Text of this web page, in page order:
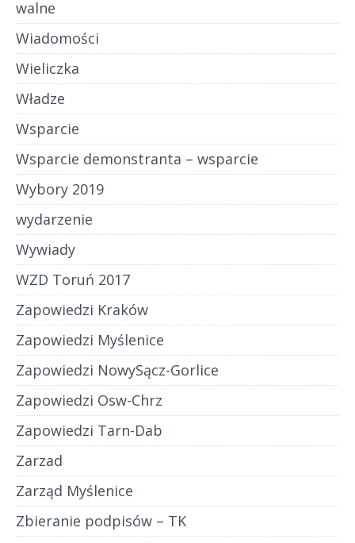
walne
Wiadomości
Wieliczka
Władze
Wsparcie
Wsparcie demonstranta – wsparcie
Wybory 2019
wydarzenie
Wywiady
WZD Toruń 2017
Zapowiedzi Kraków
Zapowiedzi Myślenice
Zapowiedzi NowySącz-Gorlice
Zapowiedzi Osw-Chrz
Zapowiedzi Tarn-Dab
Zarzad
Zarząd Myślenice
Zbieranie podpisów – TK